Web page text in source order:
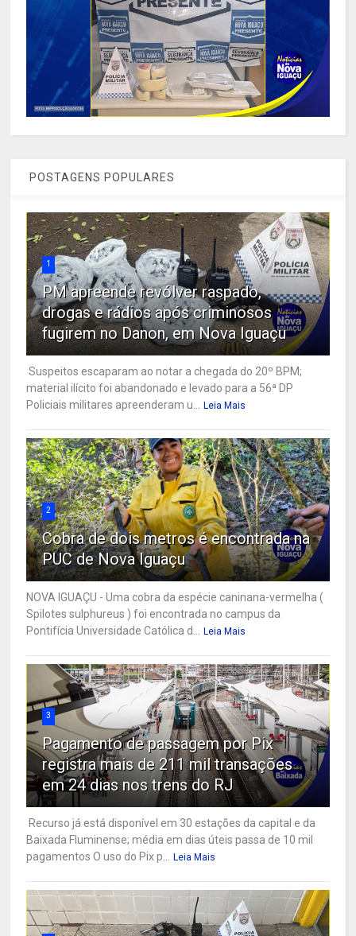
POSTAGENS POPULARES
1
PM apreende revólver raspado,
drogas e rádios após criminosos
fugirem no Danon, em Nova Iguaçu
Suspeitos escaparam ao notar a chegada do 20º BPM;
material ilícito foi abandonado e levado para a 56ª DP
Policiais militares apreenderam u... Leia Mais
2
Cobra de dois metros é encontrada na
PUC de Nova Iguaçu
NOVA IGUAÇU - Uma cobra da espécie caninana-vermelha (
Spilotes sulphureus ) foi encontrada no campus da
Pontifícia Universidade Católica d... Leia Mais
3
Pagamento de passagem por Pix
registra mais de 211 mil transações
em 24 dias nos trens do RJ
Recurso já está disponível em 30 estações da capital e da
Baixada Fluminense; média em dias úteis passa de 10 mil
pagamentos O uso do Pix p... Leia Mais